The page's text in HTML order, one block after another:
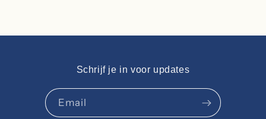
Schrijf je in voor updates
Email